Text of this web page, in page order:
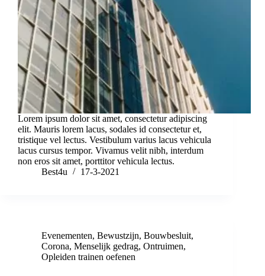
Lorem ipsum dolor sit amet, consectetur adipiscing
elit. Mauris lorem lacus, sodales id consectetur et,
tristique vel lectus. Vestibulum varius lacus vehicula
lacus cursus tempor. Vivamus velit nibh, interdum
non eros sit amet, porttitor vehicula lectus.
Best4u
17-3-2021
Evenementen, Bewustzijn, Bouwbesluit,
Corona, Menselijk gedrag, Ontruimen,
Opleiden trainen oefenen